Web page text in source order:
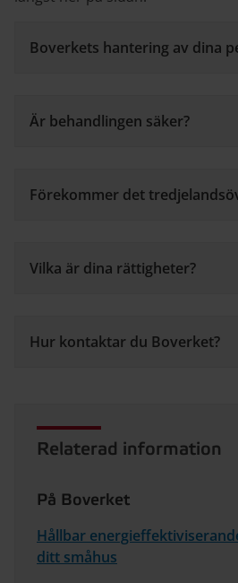
Boverkets hantering av dina
Är behandlingen säker?
Förekommer det
Vilka är dina rättigheter?
Hur kontaktar du Boverket?
Relaterad information
På Boverket
Hållbar
ditt småhus